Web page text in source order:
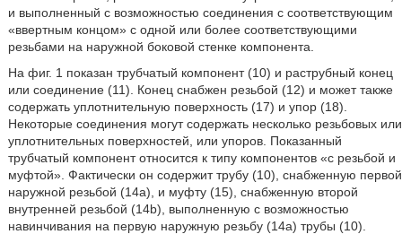
и выполненный с возможностью соединения с соответствующим
«ввертным концом» с одной или более соответствующими
резьбами на наружной боковой стенке компонента.
На фиг. 1 показан трубчатый компонент (10) и раструбный конец
или соединение (11). Конец снабжен резьбой (12) и может также
содержать уплотнительную поверхность (17) и упор (18).
Некоторые соединения могут содержать несколько резьбовых или
уплотнительных поверхностей, или упоров. Показанный
трубчатый компонент относится к типу компонентов «с резьбой и
муфтой». Фактически он содержит трубу (10), снабженную первой
наружной резьбой (14а), и муфту (15), снабженную второй
внутренней резьбой (14b), выполненную с возможностью
навинчивания на первую наружную резьбу (14а) трубы (10).